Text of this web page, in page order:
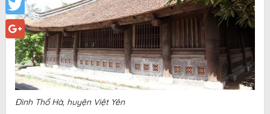
Twitter
Google+
Đình Thổ Hà, huyện Việt Yên